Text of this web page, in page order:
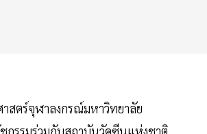
สตร์จุฬาลงกรณ์มหาวิทยาลัย